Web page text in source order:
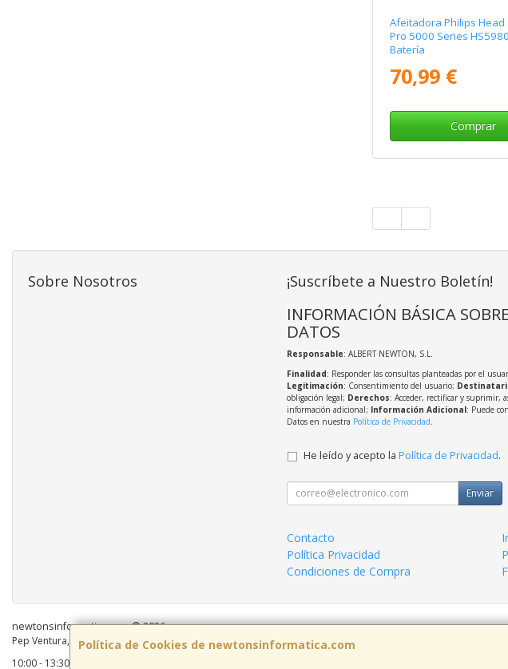
Afeitadora Philips Head
Pro 5000 Series
Batería
70,99 €
Comprar
Política de Cookies de newtonsinformatica.com
Sobre Nosotros ¡Suscríbete a Nuestro Boletín!
INFORMACIÓN BÁSICA
DATOS
Responsable: ALBERT NEWTON, S.L.
Finalidad: Responder las consultas planteadas por el
Legitimación: Consentimiento del usuario;
obligación legal; Derechos: Acceder, rectificar y suprimir,
información adicional; Información Adicional: Puede
Datos en nuestra Política de Privacidad
He leído y acepto la Política de Privacidad.
Enviar
Contacto
Política Privacidad
Condiciones de Compra
newtonsinformatica.com © 2026
Pep Ventura, 55 Local 2, 08810, Barcelona, España. - C.I.F.: B59883041 - Tel: 938963820
10:00 - 13:30